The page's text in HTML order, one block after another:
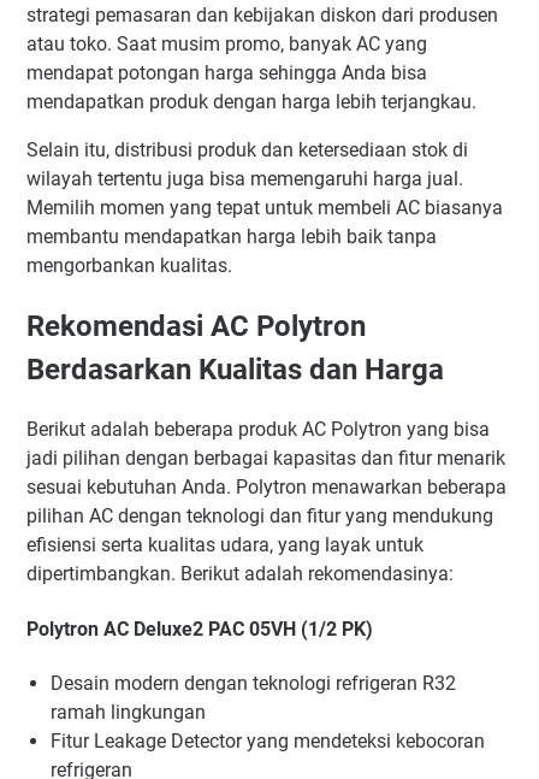
strategi pemasaran dan kebijakan diskon dari produsen
atau toko. Saat musim promo, banyak AC yang
mendapat potongan harga sehingga Anda bisa
mendapatkan produk dengan harga lebih terjangkau.
Selain itu, distribusi produk dan ketersediaan stok di
wilayah tertentu juga bisa memengaruhi harga jual.
Memilih momen yang tepat untuk membeli AC biasanya
membantu mendapatkan harga lebih baik tanpa
mengorbankan kualitas.
Rekomendasi AC Polytron
Berdasarkan Kualitas dan Harga
Berikut adalah beberapa produk AC Polytron yang bisa
jadi pilihan dengan berbagai kapasitas dan fitur menarik
sesuai kebutuhan Anda. Polytron menawarkan beberapa
pilihan AC dengan teknologi dan fitur yang mendukung
efisiensi serta kualitas udara, yang layak untuk
dipertimbangkan. Berikut adalah rekomendasinya:
Polytron AC Deluxe2 PAC 05VH (1/2 PK)
Desain modern dengan teknologi refrigeran R32
ramah lingkungan
Fitur Leakage Detector yang mendeteksi kebocoran
refrigeran